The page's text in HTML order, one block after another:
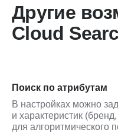
Другие
Cloud
Поиск по атрибутам
В настройках можно
и характеристик
для алгоритмического